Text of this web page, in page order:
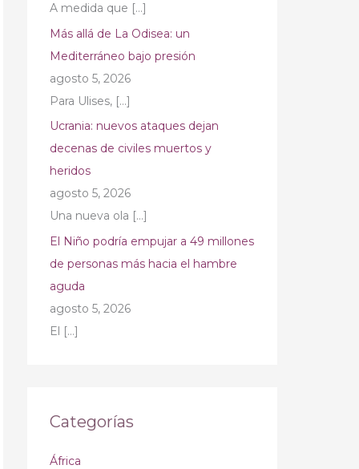
A medida que […]
Más allá de La Odisea: un
Mediterráneo bajo presión
agosto 5, 2026
Para Ulises, […]
Ucrania: nuevos ataques dejan
decenas de civiles muertos y
heridos
agosto 5, 2026
Una nueva ola […]
El Niño podría empujar a 49 millones
de personas más hacia el hambre
aguda
agosto 5, 2026
El […]
Categorías
África